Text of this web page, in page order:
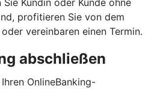
profitieren Sie von dem
vereinbaren einen Termin.
abschließen
OnlineBanking-